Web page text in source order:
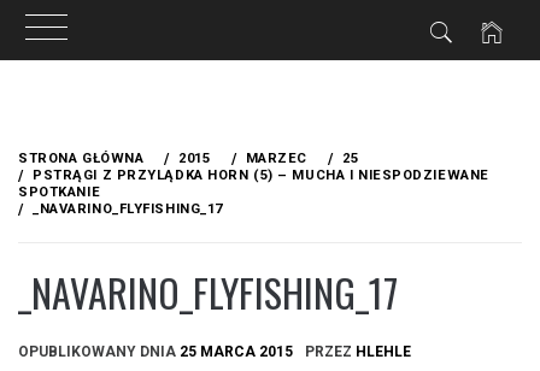
treści
STRONA GŁÓWNA 2015 MARZEC
25
PSTRĄGI Z PRZYLĄDKA HORN (5) – MUCHA I NIESPODZIEWANE
SPOTKANIE
_NAVARINO_FLYFISHING_17
_NAVARINO_FLYFISHING_17
OPUBLIKOWANY DNIA 25 MARCA 2015 PRZEZ HLEHLE